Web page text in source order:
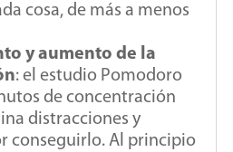
cosa, de más a menos
y aumento de la
: el estudio Pomodoro
de concentración
distracciones y
conseguirlo. Al principio